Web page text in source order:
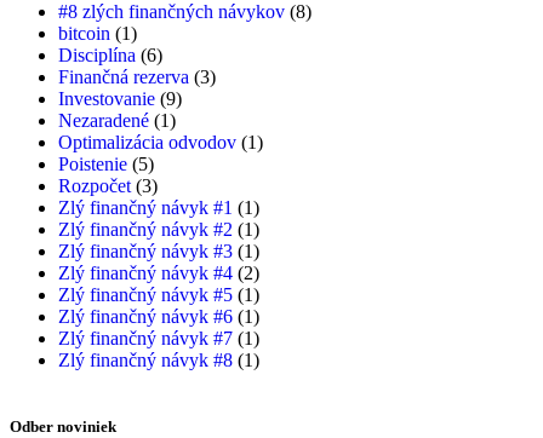
#8 zlých finančných návykov (8)
bitcoin (1)
Disciplína (6)
Finančná rezerva (3)
Investovanie (9)
Nezaradené (1)
Optimalizácia odvodov (1)
Poistenie (5)
Rozpočet (3)
Zlý finančný návyk #1 (1)
Zlý finančný návyk #2 (1)
Zlý finančný návyk #3 (1)
Zlý finančný návyk #4 (2)
Zlý finančný návyk #5 (1)
Zlý finančný návyk #6 (1)
Zlý finančný návyk #7 (1)
Zlý finančný návyk #8 (1)
Odber noviniek